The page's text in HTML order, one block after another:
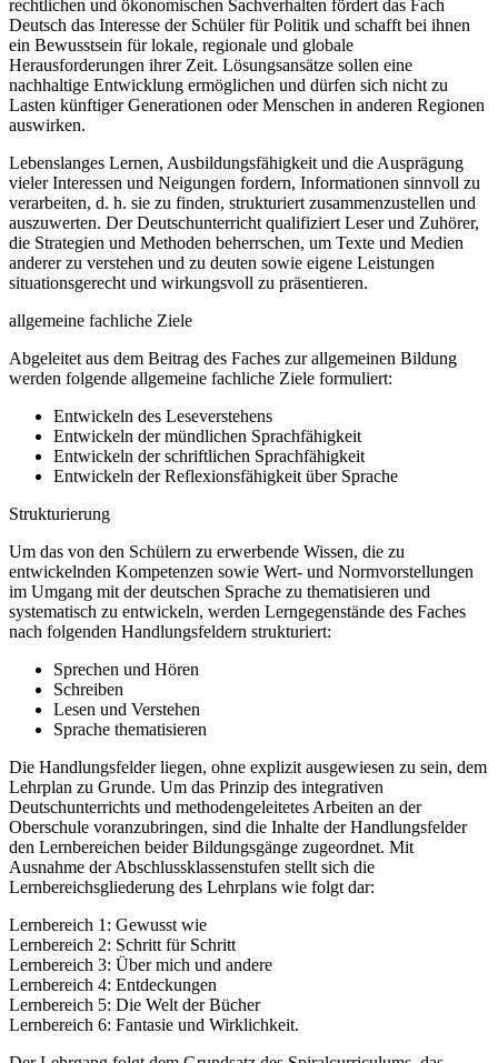
rechtlichen und ökonomischen Sachverhalten fördert das Fach
Deutsch das Interesse der Schüler für Politik und schafft bei ihnen
ein Bewusstsein für lokale, regionale und globale
Herausforderungen ihrer Zeit. Lösungsansätze sollen eine
nachhaltige Entwicklung ermöglichen und dürfen sich nicht zu
Lasten künftiger Generationen oder Menschen in anderen Regionen
auswirken.
Lebenslanges Lernen, Ausbildungsfähigkeit und die Ausprägung
vieler Interessen und Neigungen fordern, Informationen sinnvoll zu
verarbeiten, d. h. sie zu finden, strukturiert zusammenzustellen und
auszuwerten. Der Deutschunterricht qualifiziert Leser und Zuhörer,
die Strategien und Methoden beherrschen, um Texte und Medien
anderer zu verstehen und zu deuten sowie eigene Leistungen
situationsgerecht und wirkungsvoll zu präsentieren.
allgemeine fachliche Ziele
Abgeleitet aus dem Beitrag des Faches zur allgemeinen Bildung
werden folgende allgemeine fachliche Ziele formuliert:
Entwickeln des Leseverstehens
Entwickeln der mündlichen Sprachfähigkeit
Entwickeln der schriftlichen Sprachfähigkeit
Entwickeln der Reflexionsfähigkeit über Sprache
Strukturierung
Um das von den Schülern zu erwerbende Wissen, die zu
entwickelnden Kompetenzen sowie Wert- und Normvorstellungen
im Umgang mit der deutschen Sprache zu thematisieren und
systematisch zu entwickeln, werden Lerngegenstände des Faches
nach folgenden Handlungsfeldern strukturiert:
Sprechen und Hören
Schreiben
Lesen und Verstehen
Sprache thematisieren
Die Handlungsfelder liegen, ohne explizit ausgewiesen zu sein, dem
Lehrplan zu Grunde. Um das Prinzip des integrativen
Deutschunterrichts und methodengeleitetes Arbeiten an der
Oberschule voranzubringen, sind die Inhalte der Handlungsfelder
den Lernbereichen beider Bildungsgänge zugeordnet. Mit
Ausnahme der Abschlussklassenstufen stellt sich die
Lernbereichsgliederung des Lehrplans wie folgt dar:
Lernbereich 1: Gewusst wie
Lernbereich 2: Schritt für Schritt
Lernbereich 3: Über mich und andere
Lernbereich 4: Entdeckungen
Lernbereich 5: Die Welt der Bücher
Lernbereich 6: Fantasie und Wirklichkeit.